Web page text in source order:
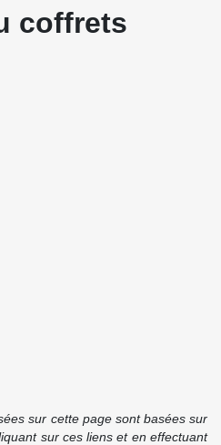
coffrets
sur cette page sont basées sur
sur ces liens et en effectuant